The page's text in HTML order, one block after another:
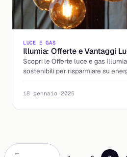
LUCE E GAS
Illumia: Offerte e Vantaggi
Scopri le Offerte luce e gas
sostenibili per risparmiare su
18 gennaio 2025
←